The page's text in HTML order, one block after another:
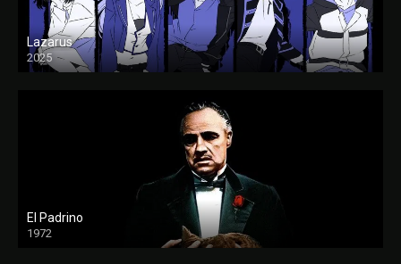
Lazarus
2025
El Padrino
1972
FULL HD